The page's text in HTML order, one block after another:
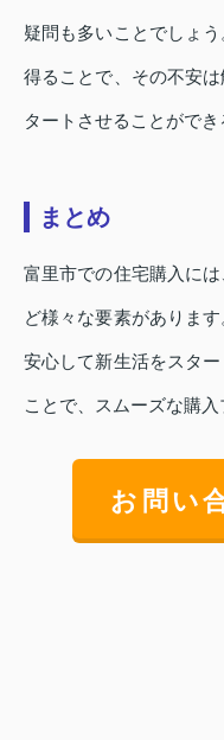
疑問も多いことでしょ
得ることで、その不安
タートさせることができ
まとめ
富里市での住宅購入に
ど様々な要素がありま
安心して新生活をスタ
ことで、スムーズな購入
お問い